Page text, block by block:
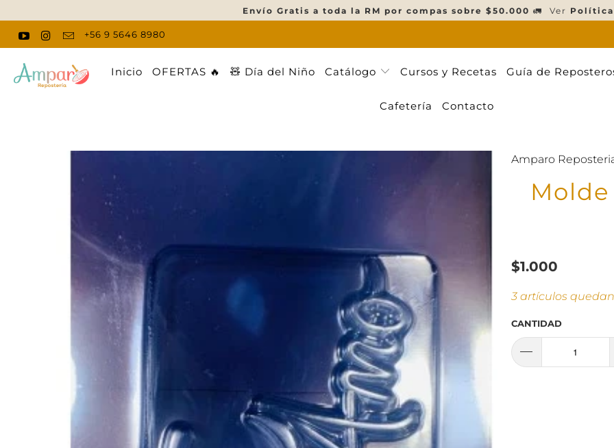
Envío Gratis a toda la RM por compas sobre $50.000 🚛 Ver
+56 9 5646 8980
Inicio OFERTAS 🔥 🧸 Día del Niño Catálogo Cursos y Recetas Guía de
Cafetería Contacto
Amparo
$1.000
3 artículos quedan
CANTIDAD